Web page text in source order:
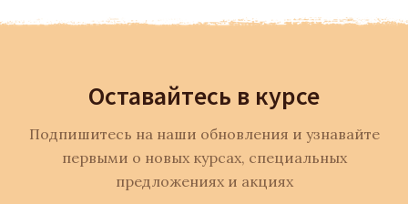
Оставайтесь в курсе
Подпишитесь на наши обновления и узнавайте
первыми о новых курсах, специальных
предложениях и акциях